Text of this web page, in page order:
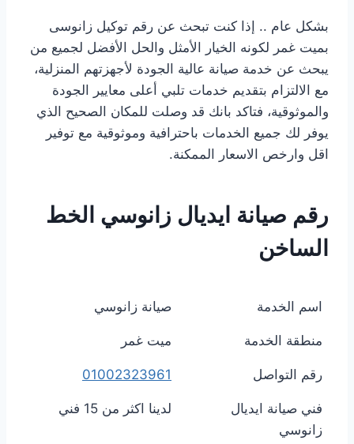
بشكل عام .. إذا كنت تبحث عن رقم توكيل زانوسى
بميت غمر لكونه الخيار الأمثل والحل الأفضل لجميع من
يبحث عن خدمة صيانة عالية الجودة لأجهزتهم المنزلية،
مع الالتزام بتقديم خدمات تلبي أعلى معايير الجودة
والموثوقية، فتاكد بانك قد وصلت للمكان الصحيح الذي
يوفر لك جميع الخدمات باحترافية وموثوقية مع توفير
اقل وارخص الاسعار الممكنة.
رقم صيانة ايديال زانوسي الخط
الساخن
اسم الخدمة صيانة زانوسي
منطقة الخدمة ميت غمر
رقم التواصل 01002323961
فني صيانة ايديال
زانوسي
لدينا اكثر من 15 فني